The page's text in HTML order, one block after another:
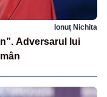
Ionuț Nichita
Adversarul lui